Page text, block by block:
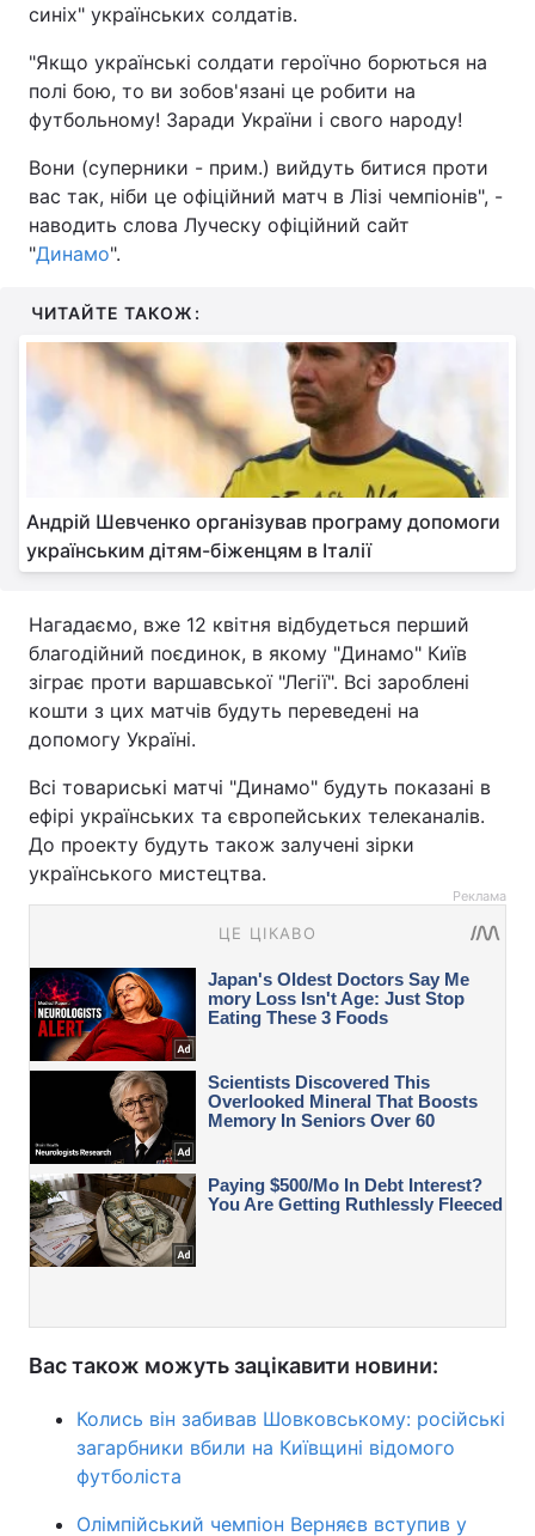
синіх" українських солдатів.
"Якщо українські солдати героїчно борються на
полі бою, то ви зобов'язані це робити на
футбольному! Заради України і свого народу!
Вони (суперники - прим.) вийдуть битися проти
вас так, ніби це офіційний матч в Лізі чемпіонів", -
наводить слова Луческу офіційний сайт
"Динамо".
ЧИТАЙТЕ ТАКОЖ:
Андрій Шевченко організував програму допомоги
українським дітям-біженцям в Італії
Нагадаємо, вже 12 квітня відбудеться перший
благодійний поєдинок, в якому "Динамо" Київ
зіграє проти варшавської "Легії". Всі зароблені
кошти з цих матчів будуть переведені на
допомогу Україні.
Всі товариські матчі "Динамо" будуть показані в
ефірі українських та європейських телеканалів.
До проекту будуть також залучені зірки
українського мистецтва.
Реклама
Вас також можуть зацікавити новини:
Колись він забивав Шовковському: російські
загарбники вбили на Київщині відомого
футболіста
Олімпійський чемпіон Верняєв вступив у